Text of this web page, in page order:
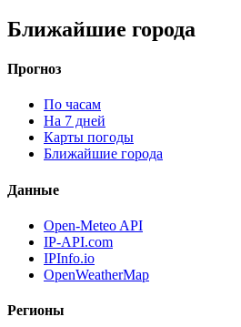
Ближайшие города
Прогноз
По часам
На 7 дней
Карты погоды
Ближайшие города
Данные
Open-Meteo API
IP-API.com
IPInfo.io
OpenWeatherMap
Регионы